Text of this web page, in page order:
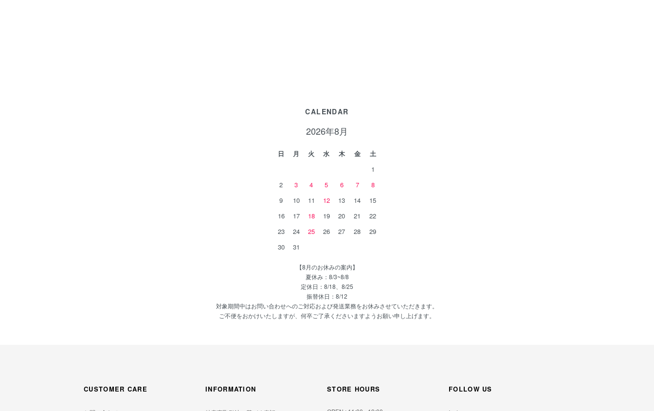
CALENDAR
2026年8月
日 月 火 水 木 金
土
1
2
3 4 5 6 7
8
9
10 11 12 13 14
15
16
17 18 19 20 21
22
23
24 25 26 27 28
29
30
31
【8月のお休みの案内】
夏休み：8/3~8/8
定休日：8/18、8/25
振替休日：8/12
対象期間中はお問い合わせへのご対応および発送業務をお休みさせていただきます。
ご不便をおかけいたしますが、何卒ご了承くださいますようお願い申し上げます。
CUSTOMER CARE INFORMATION STORE HOURS FOLLOW US